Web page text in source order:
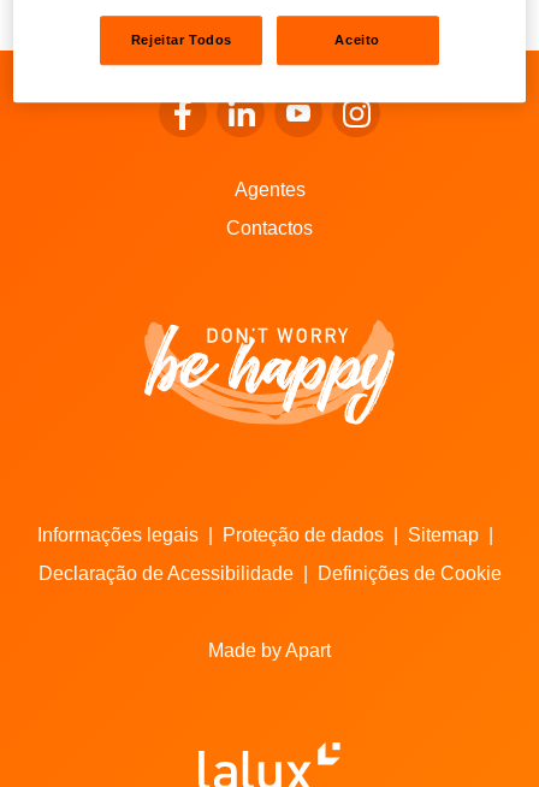
Ir para o Facebook da LALUX
Ir para o LinkedIn da LALUX
Ir para o YouTube da
Ir para o Instagram
Agentes
Contactos
Informações legais Proteção de dados Sitemap
Declaração de Acessibilidade
Definições de Cookie
Made by Apart
Rejeitar Todos Aceito